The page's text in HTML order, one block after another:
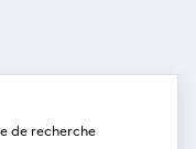
de recherche